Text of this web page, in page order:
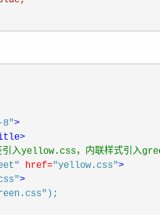
8">
入yellow.css，内联样式引入
href="yellow.css">
>
) ;